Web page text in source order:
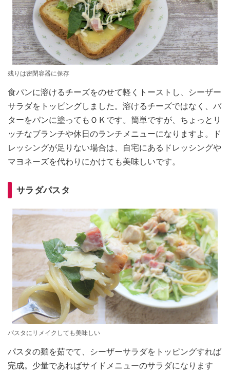
残りは密閉容器に保存
食パンに溶けるチーズをのせて軽くトーストし、シーザー
サラダをトッピングしました。溶けるチーズではなく、バ
ターをパンに塗ってもＯＫです。簡単ですが、ちょっとリ
ッチなブランチや休日のランチメニューになりますよ。ド
レッシングが足りない場合は、自宅にあるドレッシングや
マヨネーズを代わりにかけても美味しいです。
サラダパスタ
パスタにリメイクしても美味しい
パスタの麺を茹でて、シーザーサラダをトッピングすれば
完成。少量であればサイドメニューのサラダになります